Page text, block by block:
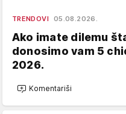
TRENDOVI 05.08.2026.
Ako imate dilemu
donosimo vam 5
2026.
Komentariši